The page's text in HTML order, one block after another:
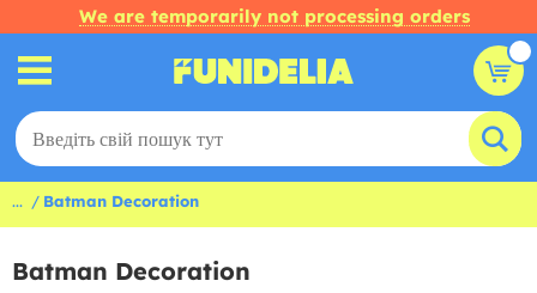
We are temporarily not processing orders
... Batman Decoration
Batman Decoration